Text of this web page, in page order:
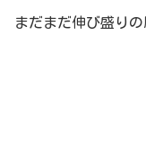
まだまだ伸び盛り